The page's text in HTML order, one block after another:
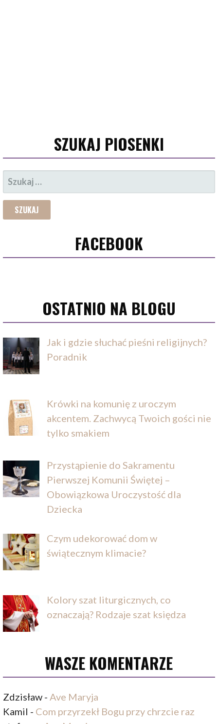
SZUKAJ PIOSENKI
SZUKAJ:
FACEBOOK
OSTATNIO NA BLOGU
Jak i gdzie słuchać pieśni religijnych?
Poradnik
Krówki na komunię z uroczym
akcentem. Zachwycą Twoich gości nie
tylko smakiem
Przystąpienie do Sakramentu
Pierwszej Komunii Świętej –
Obowiązkowa Uroczystość dla
Dziecka
Czym udekorować dom w
świątecznym klimacie?
Kolory szat liturgicznych, co
oznaczają? Rodzaje szat księdza
WASZE KOMENTARZE
Zdzisław - Ave Maryja
Kamil - Com przyrzekł Bogu przy chrzcie raz